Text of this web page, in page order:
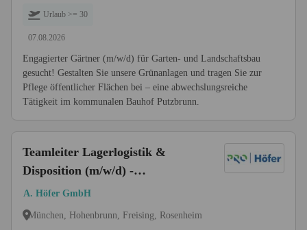
Urlaub >= 30
07.08.2026
Engagierter Gärtner (m/w/d) für Garten- und Landschaftsbau
gesucht! Gestalten Sie unsere Grünanlagen und tragen Sie zur
Pflege öffentlicher Flächen bei – eine abwechslungsreiche
Tätigkeit im kommunalen Bauhof Putzbrunn.
Teamleiter Lagerlogistik &
Disposition (m/w/d) -
Hohenbrunn
A. Höfer GmbH
München, Hohenbrunn, Freising, Rosenheim